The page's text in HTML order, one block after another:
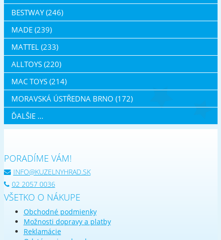
BESTWAY (246)
MADE (239)
MATTEL (233)
ALLTOYS (220)
MAC TOYS (214)
MORAVSKÁ ÚSTŘEDNA BRNO (172)
ĎALŠIE ...
PORADÍME VÁM!
INFO@KUZELNYHRAD.SK
02 2057 0036
VŠETKO O NÁKUPE
Obchodné podmienky
Možnosti dopravy a platby
Reklamácie